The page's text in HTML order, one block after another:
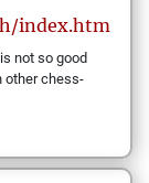
index.htm
not so good
other chess-